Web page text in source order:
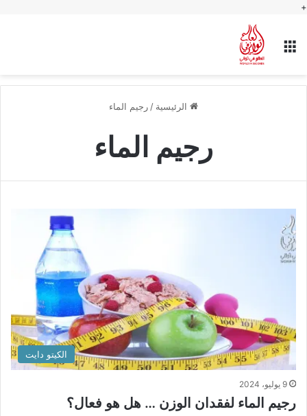
+
القائمة
الرئيسية / رجيم الماء
رجيم الماء
الكيتو دايت
9 يوليو، 2024
رجيم الماء لفقدان الوزن … هل هو فعال؟